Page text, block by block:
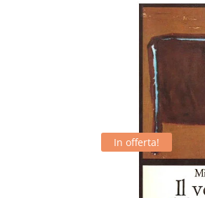
In offerta!